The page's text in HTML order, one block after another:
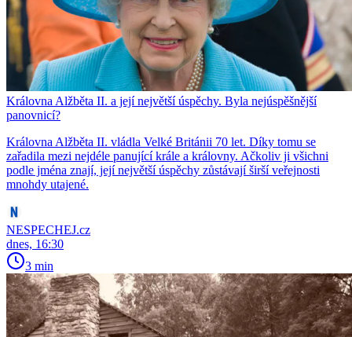
Královna Alžběta II. a její největší úspěchy. Byla nejúspěšnější
panovnicí?
Královna Alžběta II. vládla Velké Británii 70 let. Díky tomu se
zařadila mezi nejdéle panující krále a královny. Ačkoliv ji všichni
podle jména znají, její největší úspěchy zůstávají širší veřejnosti
mnohdy utajené.
NESPECHEJ.cz
dnes, 16:30
3 min